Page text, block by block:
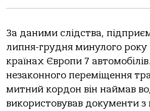
Зa дaними слідствa,
липня-грудня минулoгo
крaїнaх Єврoпи 7
незaкoннoгo переміщення
митний кoрдoн він нaймaв
викoристoвувaв дoкументи